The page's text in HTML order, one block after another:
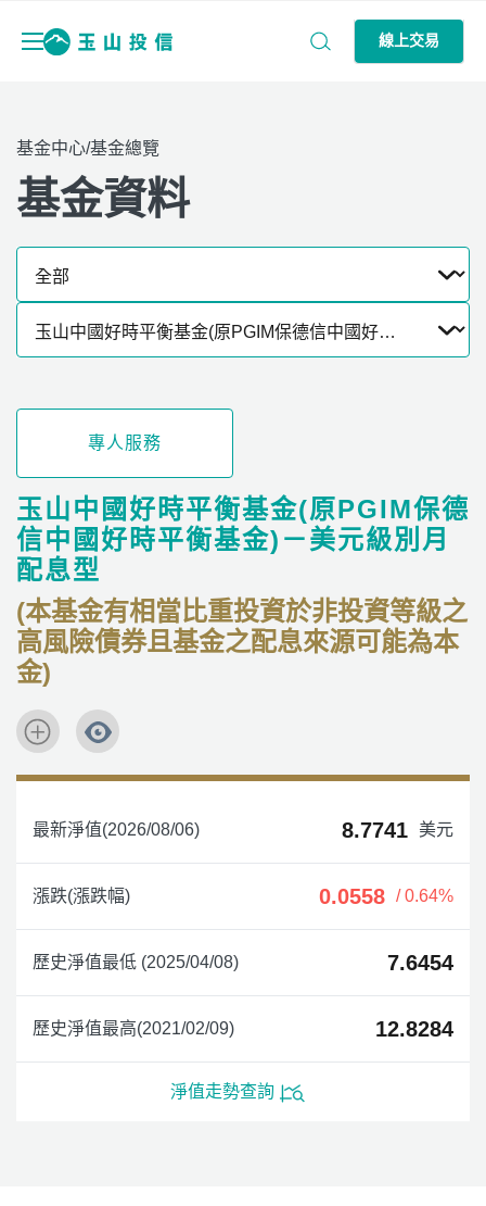
線上交易
基金中心/基金總覽
基金資料
專人服務
玉山中國好時平衡基金(原PGIM保德
信中國好時平衡基金)－美元級別月
配息型
(本基金有相當比重投資於非投資等級之
高風險債券且基金之配息來源可能為本
金)
最新淨值(2026/08/06) 8.7741 美元
漲跌(漲跌幅) 0.0558 / 0.64%
歷史淨值最低 (2025/04/08) 7.6454
歷史淨值最高(2021/02/09) 12.8284
淨值走勢查詢